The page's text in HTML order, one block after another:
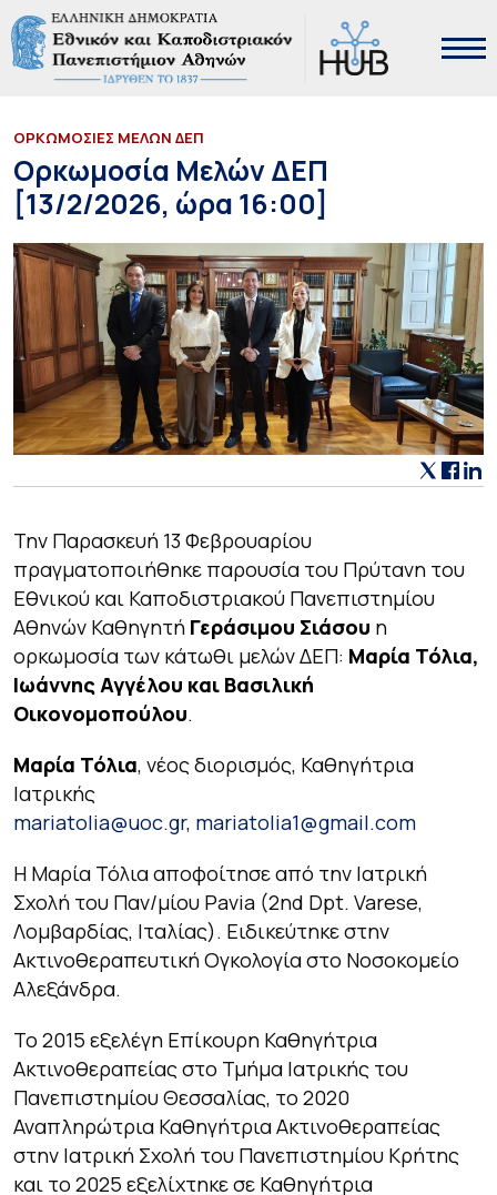
ΟΡΚΩΜΟΣΙΕΣ ΜΕΛΩΝ ΔΕΠ
Ορκωμοσία Μελών ΔΕΠ
[13/2/2026, ώρα 16:00]
Την Παρασκευή 13 Φεβρουαρίου
πραγματοποιήθηκε παρουσία του Πρύτανη του
Εθνικού και Καποδιστριακού Πανεπιστημίου
Αθηνών Καθηγητή Γεράσιμου Σιάσου η
ορκωμοσία των κάτωθι μελών ΔΕΠ: Μαρία Τόλια,
Ιωάννης Αγγέλου και Βασιλική
Οικονομοπούλου.
Μαρία Τόλια, νέος διορισμός, Καθηγήτρια
Ιατρικής
mariatolia@uoc.gr, mariatolia1@gmail.com
Η Μαρία Τόλια αποφοίτησε από την Ιατρική
Σχολή του Παν/μίου Pavia (2nd Dpt. Varese,
Λομβαρδίας, Ιταλίας). Ειδικεύτηκε στην
Ακτινοθεραπευτική Ογκολογία στο Νοσοκομείο
Αλεξάνδρα.
To 2015 εξελέγη Επίκουρη Καθηγήτρια
Ακτινοθεραπείας στο Τμήμα Ιατρικής του
Πανεπιστημίου Θεσσαλίας, το 2020
Αναπληρώτρια Καθηγήτρια Ακτινοθεραπείας
στην Ιατρική Σχολή του Πανεπιστημίου Κρήτης
και το 2025 εξελίχτηκε σε Καθηγήτρια